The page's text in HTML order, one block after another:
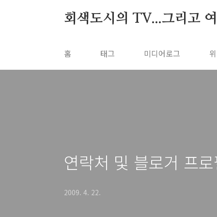
회색도시의 TV...그리고
홈 태그 미디어로그
연락처 및 블로거 프로
2009. 4. 22.